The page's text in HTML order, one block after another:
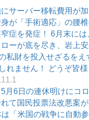
サーバー移転費用が
が「手術適応」の腰
症を発症！ 6月末には
ーが底を尽き、岩上
私財を投入せざるをえ
れません！ どうぞ皆
5月6日の連休明けにコ
て国民投票法改悪案
「米国の戦争に自動参